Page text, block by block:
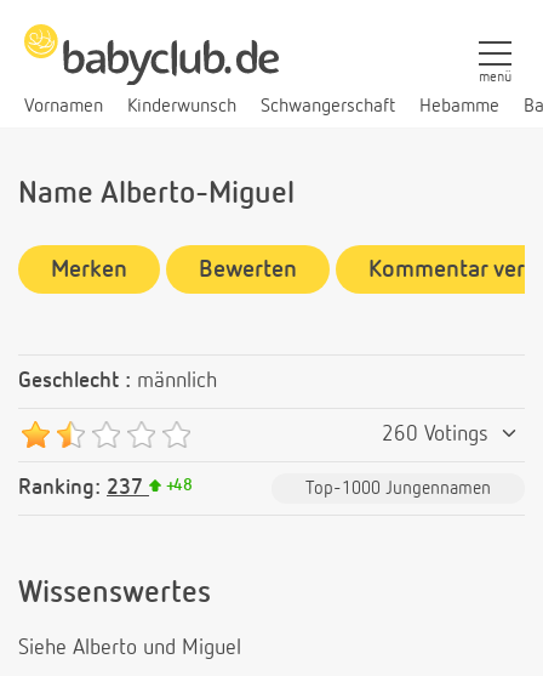
Vornamen Kinderwunsch Schwangerschaft Hebamme
menü
Name Alberto-Miguel
Merken Bewerten Kommentar
Geschlecht : männlich
260 Votings
Ranking: 237 +48 Top-1000 Jungennamen
Wissenswertes
Siehe Alberto und Miguel